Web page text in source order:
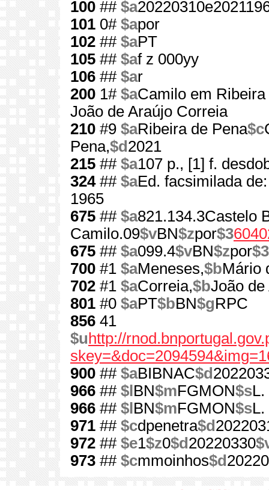
100 ## $a
101 0# $apor
102 ## $aPT
105 ## $af z 000yy
106 ## $ar
200 1# $aCamilo em Ribeira
João de Araújo Correia
210 #9 $aRibeira de Pena$c
Pena,$d 2021
215 ## $a107 p., [1] f.
324## $aEd. facsimilada
1965
675 ## $a821.134.3Castelo
Camilo.09$vBN$zpor$3
675 ## $a099.4$vBN$zpor$3
700 #1 $aMeneses,$bMário
702 #1 $aCorreia,$bJoão de
801 #0 $aPT$bBN$gRPC
856 41
$u http://
900 ## $aBIBNAC$d
966 ## $l BN$mFGMON$sL.
966 ## $l BN$mFGMON$sL.
971 ## $cdpenetra$d
972 ## $e1$z0$d 20220330
973 ## $cmmoinhos$d